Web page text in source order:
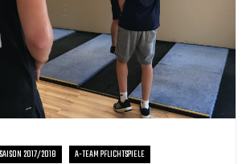
2017/2018 A-TEAM PFLICHTSPIELE